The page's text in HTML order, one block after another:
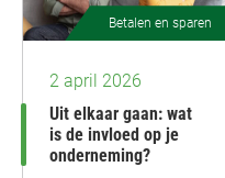
Betalen en sparen
2 april 2026
Uit elkaar gaan: wat
is de invloed op je
onderneming?